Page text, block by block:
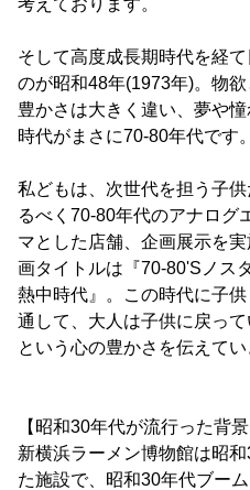
考えております。
そして高度成長期時代を経
のが昭和48年(1973年)。物
豊かさは大きく違い、夢や
時代がまさに70-80年代です。
私どもは、次世代を担う子
るべく70-80年代のアナログ
マとした店舗、企画展示を
画タイトルは『70-80'Sノ
熱中時代』。この時代に子
通して、大人は子供に戻っ
という心の豊かさを伝えて
【昭和30年代が流行った背
新横浜ラーメン博物館は昭
た施設で、昭和30年代ブー